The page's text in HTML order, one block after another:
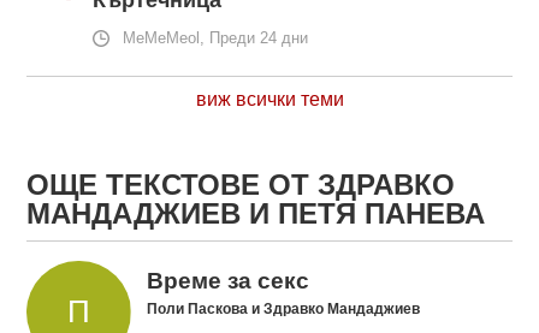
MeMeMeol, Преди 24 дни
виж всички теми
ОЩЕ ТЕКСТОВЕ ОТ ЗДРАВКО
МАНДАДЖИЕВ И ПЕТЯ ПАНЕВА
Време за секс
Поли Паскова и Здравко Мандаджиев